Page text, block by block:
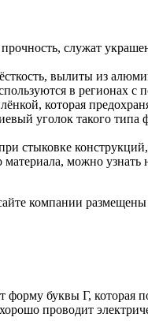
служат
вылиты из
в регионах
которая
уголок такого типа
стыковке
материала, можно
компании
буквы Г, которая
проводит